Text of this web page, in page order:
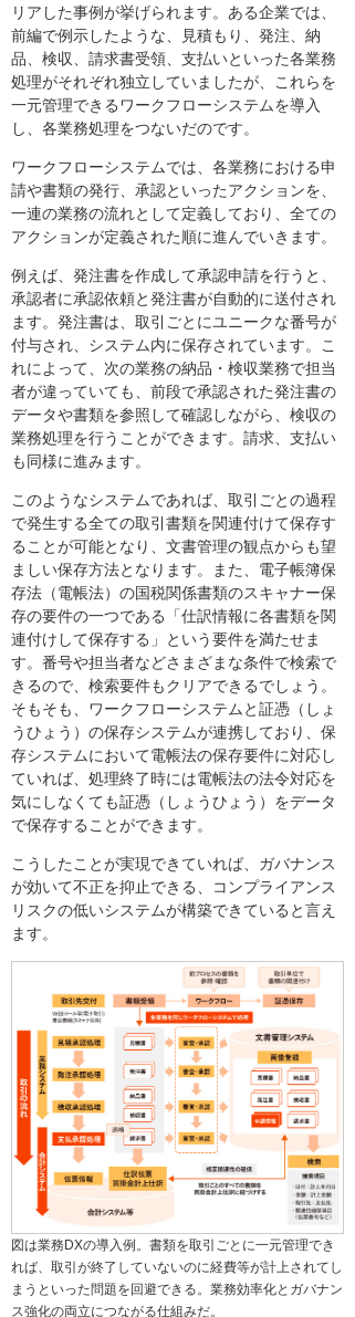
リアした事例が挙げられます。ある企業では、
前編で例示したような、見積もり、発注、納
品、検収、請求書受領、支払いといった各業務
処理がそれぞれ独立していましたが、これらを
一元管理できるワークフローシステムを導入
し、各業務処理をつないだのです。
ワークフローシステムでは、各業務における申
請や書類の発行、承認といったアクションを、
一連の業務の流れとして定義しており、全ての
アクションが定義された順に進んでいきます。
例えば、発注書を作成して承認申請を行うと、
承認者に承認依頼と発注書が自動的に送付され
ます。発注書は、取引ごとにユニークな番号が
付与され、システム内に保存されています。こ
れによって、次の業務の納品・検収業務で担当
者が違っていても、前段で承認された発注書の
データや書類を参照して確認しながら、検収の
業務処理を行うことができます。請求、支払い
も同様に進みます。
このようなシステムであれば、取引ごとの過程
で発生する全ての取引書類を関連付けて保存す
ることが可能となり、文書管理の観点からも望
ましい保存方法となります。また、電子帳簿保
存法（電帳法）の国税関係書類のスキャナー保
存の要件の一つである「仕訳情報に各書類を関
連付けして保存する」という要件を満たせま
す。番号や担当者などさまざまな条件で検索で
きるので、検索要件もクリアできるでしょう。
そもそも、ワークフローシステムと証憑（しょ
うひょう）の保存システムが連携しており、保
存システムにおいて電帳法の保存要件に対応し
ていれば、処理終了時には電帳法の法令対応を
気にしなくても証憑（しょうひょう）をデータ
で保存することができます。
こうしたことが実現できていれば、ガバナンス
が効いて不正を抑止できる、コンプライアンス
リスクの低いシステムが構築できていると言え
ます。
図は業務DXの導入例。書類を取引ごとに一元管理でき
れば、取引が終了していないのに経費等が計上されてし
まうといった問題を回避できる。業務効率化とガバナン
ス強化の両立につながる仕組みだ。